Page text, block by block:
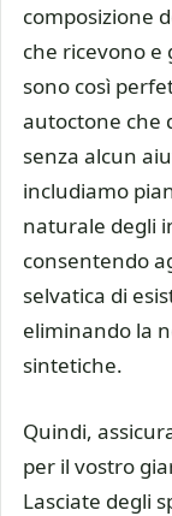
composizione
che ricevono
sono così
autoctone che
senza alcun
includiamo
naturale degli
consentendo
selvatica di
eliminando la
sintetiche.
Quindi,
per il vostro
Lasciate degli